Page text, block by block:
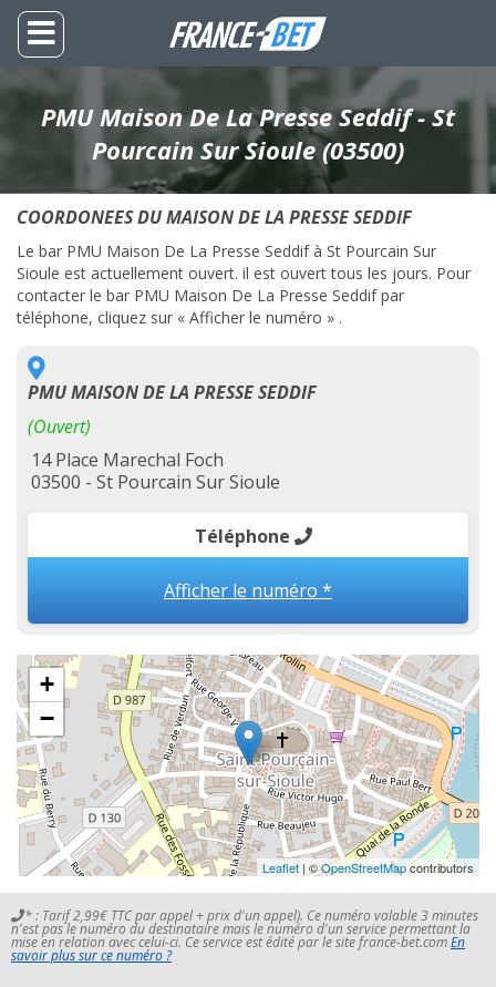
PMU Maison De La Presse Seddif - St
Pourcain Sur Sioule (03500)
COORDONEES DU MAISON DE LA PRESSE SEDDIF
Le bar PMU Maison De La Presse Seddif à St Pourcain Sur
Sioule est actuellement ouvert. il est ouvert tous les jours. Pour
contacter le bar PMU Maison De La Presse Seddif par
téléphone, cliquez sur « Afficher le numéro » .
PMU MAISON DE LA PRESSE SEDDIF
(Ouvert)
14 Place Marechal Foch
03500 - St Pourcain Sur Sioule
Téléphone
Afficher le numéro *
+
−
Leaflet | ©OpenStreetMapcontributors
* : Tarif 2,99€ TTC par appel + prix d'un appel). Ce numéro valable 3 minutes
n'est pas le numéro du destinataire mais le numéro d'un service permettant la
mise en relation avec celui-ci. Ce service est édité par le site france-bet.comEn
savoir plus sur ce numéro ?